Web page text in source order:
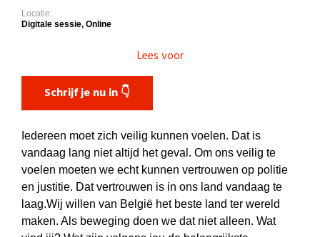
Locatie:
Digitale sessie, Online
Lees voor
Schrijf je nu in 👇
Iedereen moet zich veilig kunnen voelen. Dat is
vandaag lang niet altijd het geval. Om ons veilig te
voelen moeten we echt kunnen vertrouwen op politie
en justitie. Dat vertrouwen is in ons land vandaag te
laag.Wij willen van België het beste land ter wereld
maken. Als beweging doen we dat niet alleen. Wat